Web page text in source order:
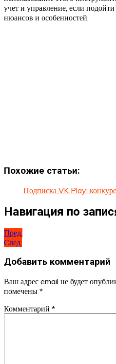
учет и управление, если
нюансов и особенностей.
Похожие статьи:
Подписка VK Play:
Навигация по
Пред.
След.
Добавить комментарий
Ваш адрес email не будет
помечены *
Комментарий *